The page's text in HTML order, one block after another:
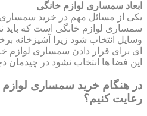
ابعاد سمساری لوازم خانگی
یکی از مسائل مهم در خرید سمساری
سمساری لوازم خانگی است که باید
وسایل انتخاب شود زیرا آشپزخانه
ای برای قرار دادن سمساری لوازم
این فضا ها انتخاب نشود در
در هنگام خرید سمساری لوازم
رعایت کنیم؟